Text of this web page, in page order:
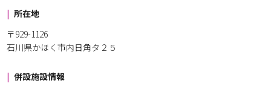
所在地
〒929-1126
石川県かほく市内日角タ２５
併設施設情報